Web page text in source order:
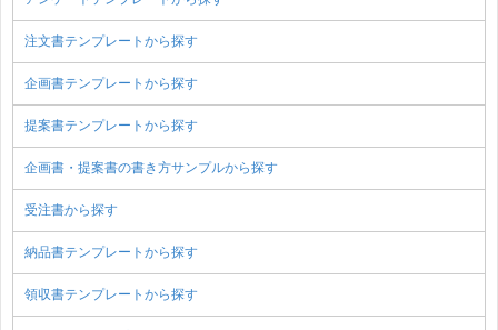
注文書テンプレートから探す
企画書テンプレートから探す
提案書テンプレートから探す
企画書・提案書の書き方サンプルから探す
受注書から探す
納品書テンプレートから探す
領収書テンプレートから探す